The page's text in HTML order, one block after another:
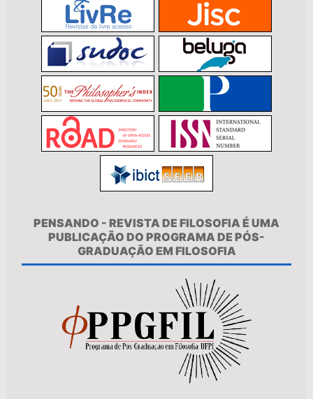
PENSANDO - REVISTA DE FILOSOFIA É UMA
PUBLICAÇÃO DO PROGRAMA DE PÓS-
GRADUAÇÃO EM FILOSOFIA